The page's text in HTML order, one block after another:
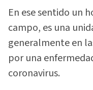
En ese sentido un
campo, es una
generalmente en
por una
coronavirus.